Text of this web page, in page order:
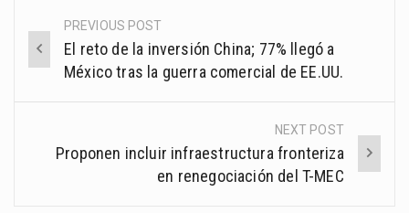
Post
navigation
PREVIOUS POST
El reto de la inversión China; 77% llegó a
México tras la guerra comercial de EE.UU.
NEXT POST
Proponen incluir infraestructura fronteriza
en renegociación del T-MEC